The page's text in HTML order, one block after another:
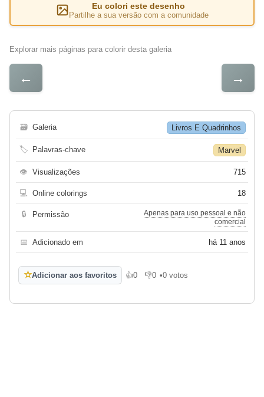
Eu colori este desenho
Partilhe a sua versão com a comunidade
Explorar mais páginas para colorir desta galeria
← →
🗃 Galeria Livros E Quadrinhos
🏷 Palavras-chave Marvel
👁 Visualizações 715
💻 Online colorings 18
🔒 Permissão
Apenas para uso pessoal e não
comercial
📅 Adicionado em há 11 anos
☆Adicionar aos favoritos 👍0
Gosto 👎0
Não gosto
•0 votos